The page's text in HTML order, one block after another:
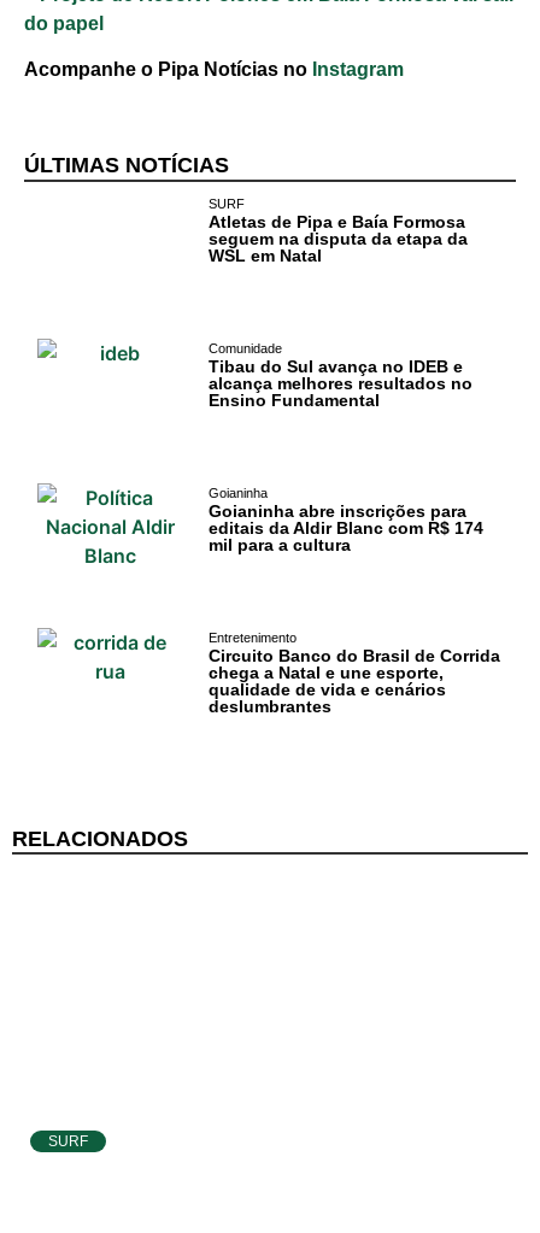
Política
Goianinha
Surf
Informações
Serviços Tibau
do Sul
do papel
Acompanhe o Pipa Notícias no Instagram
ÚLTIMAS NOTÍCIAS
SURF
Atletas de Pipa e Baía Formosa
seguem na disputa da etapa da
WSL em Natal
Comunidade
Tibau do Sul avança no IDEB e
alcança melhores resultados no
Ensino Fundamental
Goianinha
Goianinha abre inscrições para
editais da Aldir Blanc com R$ 174
mil para a cultura
Entretenimento
Circuito Banco do Brasil de Corrida
chega a Natal e une esporte,
qualidade de vida e cenários
deslumbrantes
RELACIONADOS
SURF